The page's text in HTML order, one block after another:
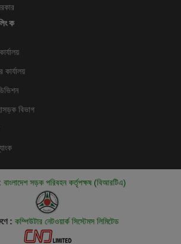
কার্যালয়
বিভাগ
বাংলাদেশ সড়ক পরিবহন কর্তৃপক্ষ (বিআরটিএ)
: কম্পিউটার নেটওয়ার্ক সিস্টেমস লিমিটেড